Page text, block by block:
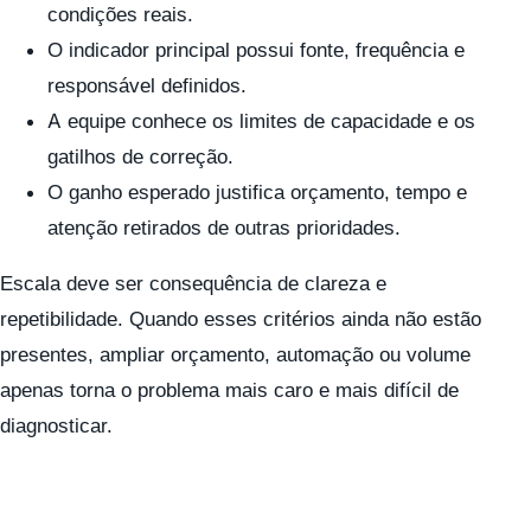
condições reais.
O indicador principal possui fonte, frequência e
responsável definidos.
A equipe conhece os limites de capacidade e os
gatilhos de correção.
O ganho esperado justifica orçamento, tempo e
atenção retirados de outras prioridades.
Escala deve ser consequência de clareza e
repetibilidade. Quando esses critérios ainda não estão
presentes, ampliar orçamento, automação ou volume
apenas torna o problema mais caro e mais difícil de
diagnosticar.